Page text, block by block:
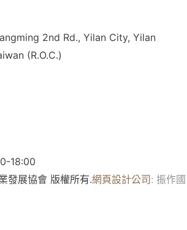
2nd Rd., Yilan City, Yilan
(R.O.C.)
18:00
發展協會 版權所有.網頁設計公司 : 振作國